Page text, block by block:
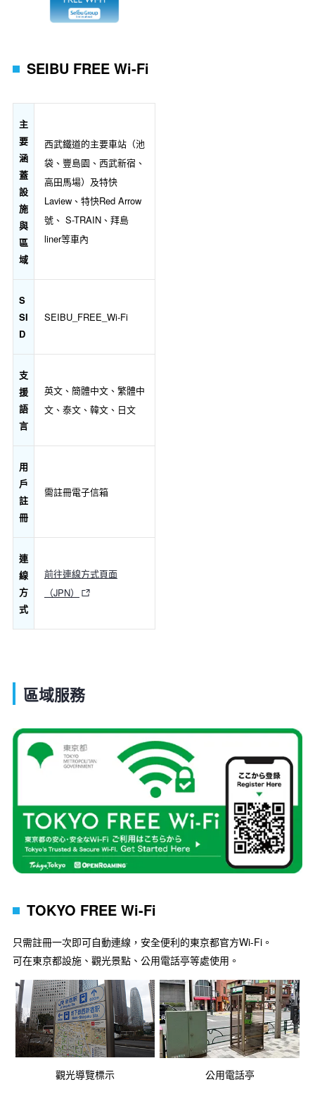
SEIBU FREE Wi-Fi
主
要
涵
蓋
設
施
與
區
域
西武鐵道的主要車站（池
袋、豐島園、西武新宿、
高田馬場）及特快
Laview、特快Red Arrow
號、 S-TRAIN、拜島
liner等車內
S
SI
D
SEIBU_FREE_Wi-Fi
支
援
語
言
英文、簡體中文、繁體中
文、泰文、韓文、日文
用
戶
註
冊
需註冊電子信箱
連
線
方
式
前往連線方式頁面
（JPN）
區域服務
TOKYO FREE Wi-Fi
只需註冊一次即可自動連線，安全便利的東京都官方Wi-Fi。
可在東京都設施、觀光景點、公用電話亭等處使用。
觀光導覽標示 公用電話亭